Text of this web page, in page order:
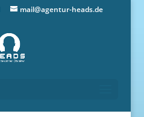
mail@agentur-heads.de